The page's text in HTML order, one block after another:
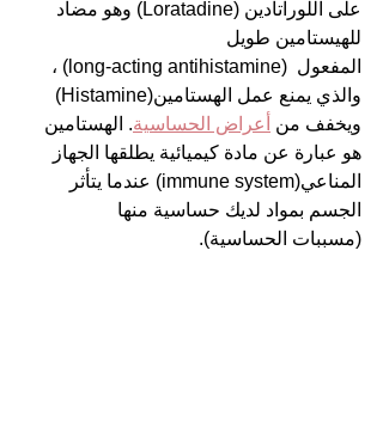
على اللوراتادين (Loratadine) وهو
مضاد
للهيستامين طويل
المفعول  (long-acting antihistamine) ،
والذي يمنع عمل الهستامين(Histamine)
ويخفف من
أعراض الحساسية. الهستامين
هو عبارة عن مادة كيميائية يطلقها الجهاز
المناعي(immune system) عندما يتأثر
الجسم بمواد لديك حساسية منها
(مسببات الحساسية).